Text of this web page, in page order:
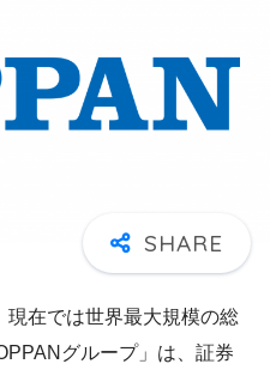
在では世界最大規模の総
グループ」は、証券